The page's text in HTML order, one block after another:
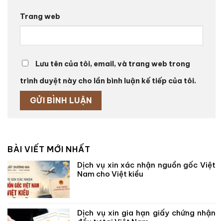
Trang web
Lưu tên của tôi, email, và trang web trong
trình duyệt này cho lần bình luận kế tiếp của tôi.
BÀI VIẾT MỚI NHẤT
Dịch vụ xin xác nhận nguồn gốc Việt
Nam cho Việt kiều
Dịch vụ xin gia hạn giấy chứng nhận